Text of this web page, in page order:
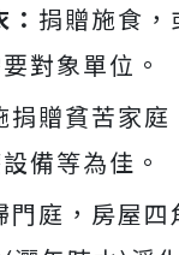
捐贈施食
對象單位。
捐贈貧苦家庭
備等為佳。
門庭，房屋四